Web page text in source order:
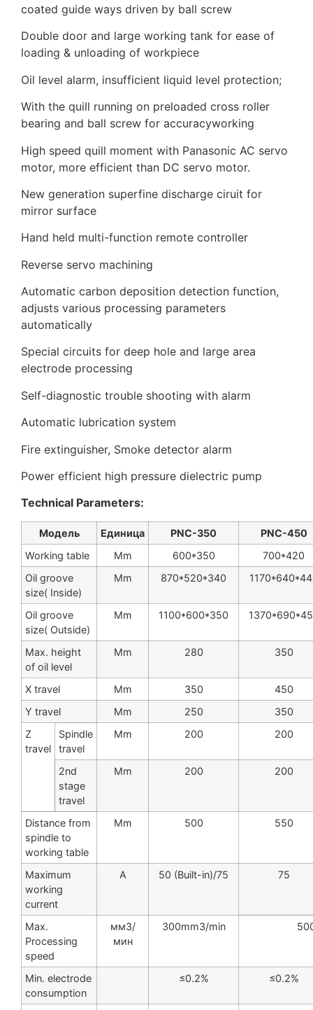
coated guide ways driven by ball screw
Double door and large working tank for ease of
loading & unloading of workpiece
Oil level alarm, insufficient liquid level protection;
With the quill running on preloaded cross roller
bearing and ball screw for accuracyworking
High speed quill moment with Panasonic AC servo
motor, more efficient than DC servo motor.
New generation superfine discharge ciruit for
mirror surface
Hand held multi-function remote controller
Reverse servo machining
Automatic carbon deposition detection function,
adjusts various processing parameters
automatically
Special circuits for deep hole and large area
electrode processing
Self-diagnostic trouble shooting with alarm
Automatic lubrication system
Fire extinguisher, Smoke detector alarm
Power efficient high pressure dielectric pump
Technical Parameters:
Модель Единица PNC-350
PNC-450
Working table
Mm 600*350
700*420
Oil groove
size( Inside)
Mm 870*520*340
Oil groove
size( Outside)
Mm 1100*600*350
Max. height
of oil level
Mm 280 350
X travel Mm 350
450
Y travel
Mm 250
350
Z
travel
Spindle
travel
Mm 200 200
2nd
stage
travel
Mm 200 200
Distance from
spindle to
working table
Mm 500 550
Maximum
working
current
A 50 (Built-in)/75 75
Max.
Processing
speed
мм3/
мин
300mm3/min
Min. electrode
consumption
≤0.2% ≤0.2%